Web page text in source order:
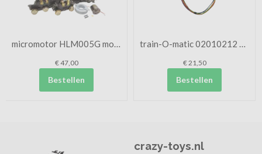
micromotor HLM005G motor...
€ 47,00
Bestellen
train-O-matic 02010212 N...
€ 21,50
Bestellen
crazy-toys.nl